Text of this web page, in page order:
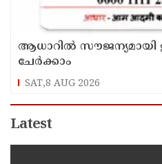
ആധാറിൽ സൗജന്യമായി
ചേർക്കാം
SAT,8 AUG 2026
Latest